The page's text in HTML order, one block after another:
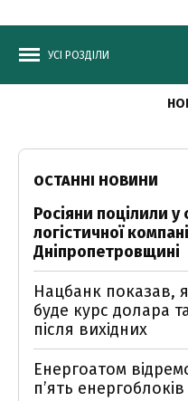
УСІ РОЗДІЛИ
ОСТАННІ НОВИНИ
Росіяни поцілили у
логістичної
Дніпропетровщині
Нацбанк показав,
буде курс долара
після вихідних
Енергоатом
п’ять